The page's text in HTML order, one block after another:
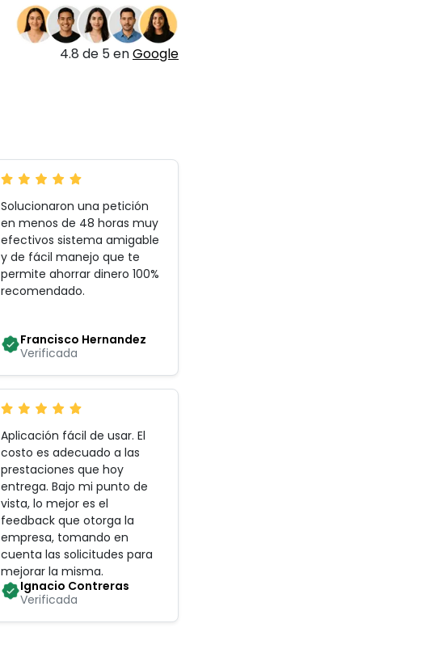
4.8 de 5 enGoogle
Solucionaron una petición
en menos de 48 horas muy
efectivos sistema amigable
y de fácil manejo que te
permite ahorrar dinero 100%
recomendado.
Francisco Hernandez
Verificada
Aplicación fácil de usar. El
costo es adecuado a las
prestaciones que hoy
entrega. Bajo mi punto de
vista, lo mejor es el
feedback que otorga la
empresa, tomando en
cuenta las solicitudes para
mejorar la misma.
Ignacio Contreras
Verificada